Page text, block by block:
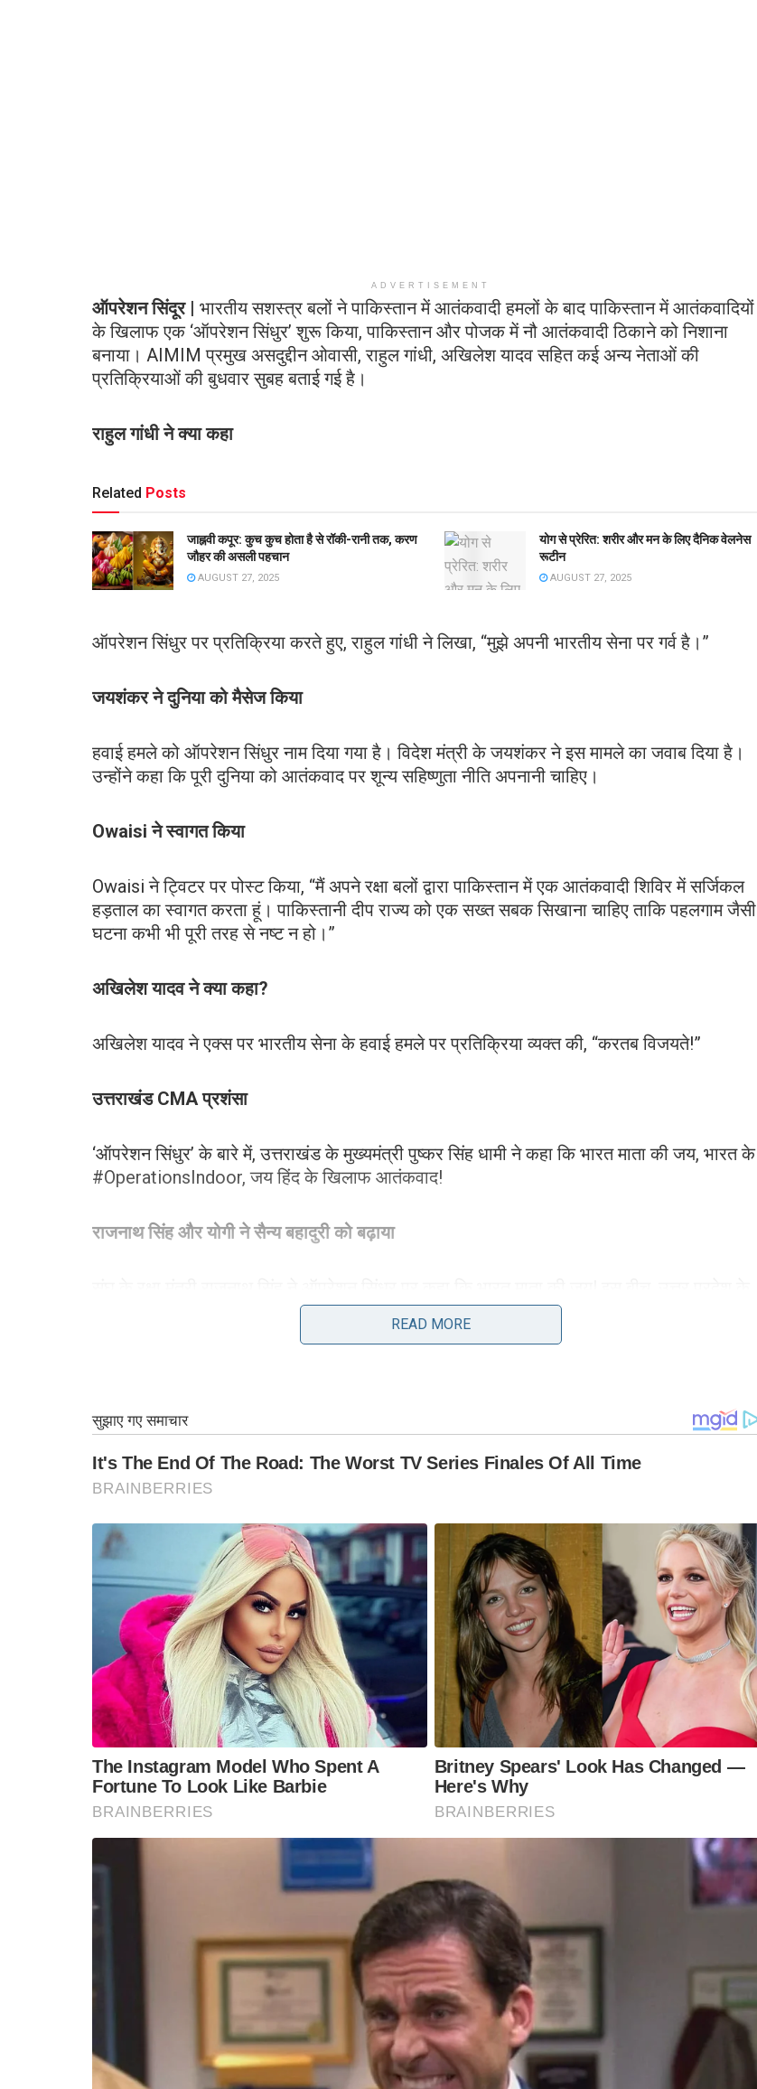
ADVERTISEMENT
ऑपरेशन सिंदूर | भारतीय सशस्त्र बलों ने पाकिस्तान में आतंकवादी हमलों के बाद पाकिस्तान में आतंकवादियों
के खिलाफ एक ‘ऑपरेशन सिंधुर’ शुरू किया, पाकिस्तान और पोजक में नौ आतंकवादी ठिकाने को निशाना
बनाया। AIMIM प्रमुख असदुद्दीन ओवासी, राहुल गांधी, अखिलेश यादव सहित कई अन्य नेताओं की
प्रतिक्रियाओं की बुधवार सुबह बताई गई है।
राहुल गांधी ने क्या कहा
Related Posts
जाह्नवी कपूर: कुच कुच होता है से रॉकी-रानी तक, करण
जौहर की असली पहचान
AUGUST 27, 2025
योग से प्रेरित: शरीर और मन के लिए दैनिक वेलनेस
रूटीन
AUGUST 27, 2025
ऑपरेशन सिंधुर पर प्रतिक्रिया करते हुए, राहुल गांधी ने लिखा, “मुझे अपनी भारतीय सेना पर गर्व है।”
जयशंकर ने दुनिया को मैसेज किया
हवाई हमले को ऑपरेशन सिंधुर नाम दिया गया है। विदेश मंत्री के जयशंकर ने इस मामले का जवाब दिया है।
उन्होंने कहा कि पूरी दुनिया को आतंकवाद पर शून्य सहिष्णुता नीति अपनानी चाहिए।
Owaisi ने स्वागत किया
Owaisi ने ट्विटर पर पोस्ट किया, “मैं अपने रक्षा बलों द्वारा पाकिस्तान में एक आतंकवादी शिविर में सर्जिकल
हड़ताल का स्वागत करता हूं। पाकिस्तानी दीप राज्य को एक सख्त सबक सिखाना चाहिए ताकि पहलगाम जैसी
घटना कभी भी पूरी तरह से नष्ट न हो।”
अखिलेश यादव ने क्या कहा?
अखिलेश यादव ने एक्स पर भारतीय सेना के हवाई हमले पर प्रतिक्रिया व्यक्त की, “करतब विजयते!”
उत्तराखंड CMA प्रशंसा
‘ऑपरेशन सिंधुर’ के बारे में, उत्तराखंड के मुख्यमंत्री पुष्कर सिंह धामी ने कहा कि भारत माता की जय, भारत के
#OperationsIndoor, जय हिंद के खिलाफ आतंकवाद!
राजनाथ सिंह और योगी ने सैन्य बहादुरी को बढ़ाया
मुख्यमंत्री योगी आदित्यनाथ ने भी ऑपरेशन सिंधुर को जवाब दिया है। जवाब में, उन्होंने लिखा, “जय हिंद … जय
ऑपरेशन सिंधुर!” मध्य प्रदेश के मुख्यमंत्री मोहन यादव ने ‘x’ पर पोस्ट में लिखा था कि ‘भारत माता की जय!’
आनंद महिंद्रा का ट्वीट
आनंद महिंद्रा ने अपनी पोस्ट में लिखा, “हमारी प्रार्थनाएं हमारे सैन्य बलों के साथ हैं।” एक राष्ट्र हम सभी के
साथ खड़े हैं।
READ MORE